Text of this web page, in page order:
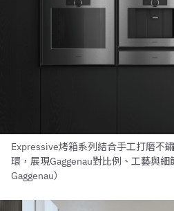
Expressive烤箱系列結合手工打磨不
環，展現Gaggenau對比例、工藝與細
Gaggenau）